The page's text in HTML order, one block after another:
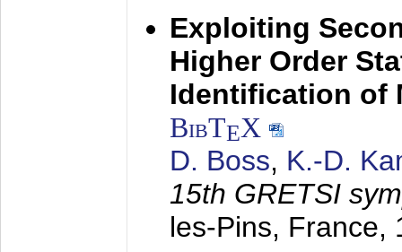
Exploiting
Higher Order
Identification of
BibTEX
D. Boss, K.-D.
15th GRETSI
les-Pins, France,